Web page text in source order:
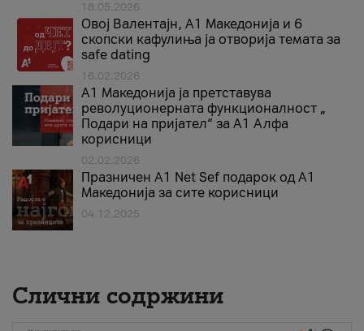
18.05.2026
Овој Валентајн, A1 Македонија и 6
скопски кафулиња ја отворија темата за
safe dating
16.02.2026
А1 Македонија ја претставува
револуционерната функционалност „
Подари на пријател“ за А1 Алфа
корисници
02.02.2026
Празничен A1 Net Sеf подарок од А1
Македонија за сите корисници
04.12.2025
Слични содржини